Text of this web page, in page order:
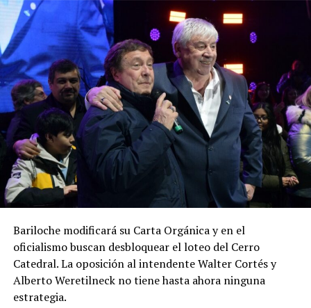
Bariloche modificará su Carta Orgánica y en el
oficialismo buscan desbloquear el loteo del Cerro
Catedral. La oposición al intendente Walter Cortés y
Alberto Weretilneck no tiene hasta ahora ninguna
estrategia.